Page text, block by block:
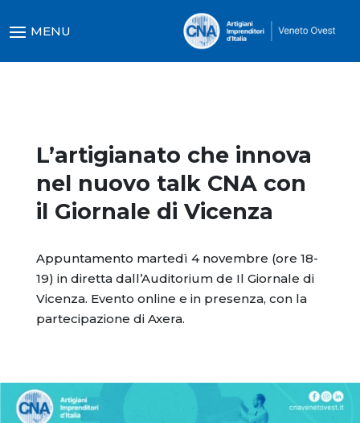
L’artigianato che innova
nel nuovo talk CNA con
il Giornale di Vicenza
Appuntamento martedì 4 novembre (ore 18-
19) in diretta dall’Auditorium de Il Giornale di
Vicenza. Evento online e in presenza, con la
partecipazione di Axera.